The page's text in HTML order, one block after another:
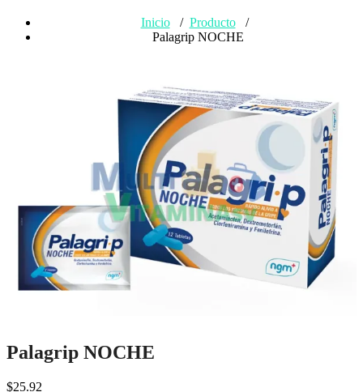
Inicio/ Producto/
Palagrip NOCHE
Palagrip NOCHE
$25.92